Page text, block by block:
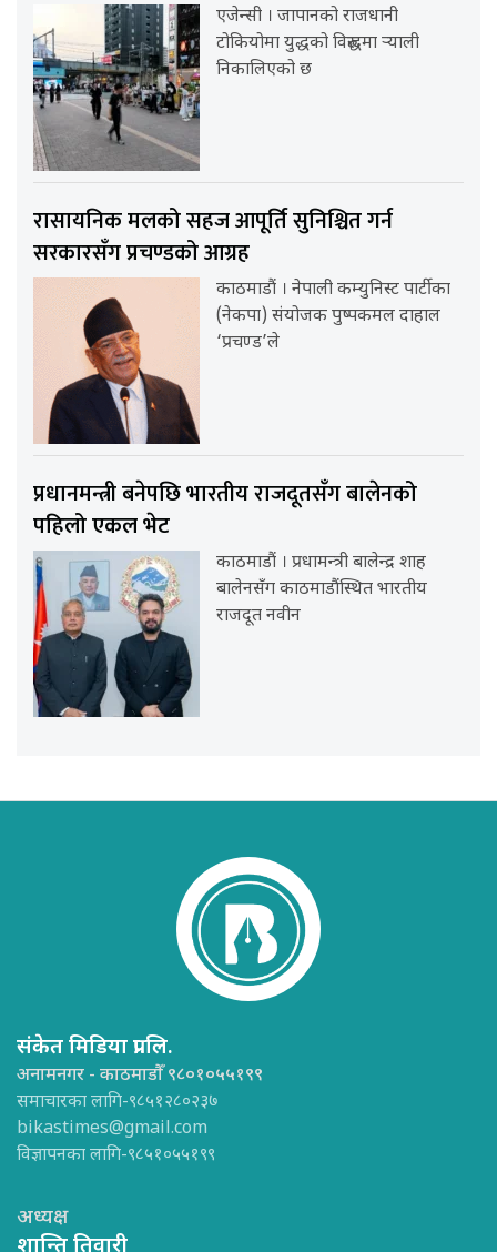
एजेन्सी । जापानको राजधानी
टोकियोमा युद्धको विरुद्धमा र्‍याली
निकालिएको छ
रासायनिक मलको सहज आपूर्ति सुनिश्चित गर्न
सरकारसँग प्रचण्डको आग्रह
काठमाडौं । नेपाली कम्युनिस्ट पार्टीका
(नेकपा) संयोजक पुष्पकमल दाहाल
‘प्रचण्ड’ले
प्रधानमन्त्री बनेपछि भारतीय राजदूतसँग बालेनको
पहिलो एकल भेट
काठमाडौं । प्रधामन्त्री बालेन्द्र शाह
बालेनसँग काठमाडौंस्थित भारतीय
राजदूत नवीन
संकेत मिडिया प्रा.लि.
अनामनगर - काठमाडौँ ९८०१०५५१९९
समाचारका लागि-९८५१२८०२३७
bikastimes@gmail.com
विज्ञापनका लागि-९८५१०५५१९९
अध्यक्ष